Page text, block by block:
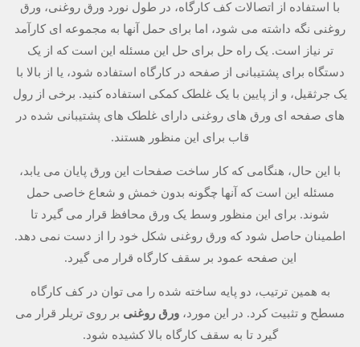
با استفاده از اتصالات کف کارگاه، در طول نورد ورق روغنی، ورق
روغنی نگه داشته می شود، اما برای حمل آنها به مجموعه ای کارآمد
تر نیاز است. یک راه حل برای حل این مسئله این است که از یک
دستگاه برای پشتیبانی از صفحه در کارگاه استفاده شود، یا از بالا با
یک جرثقیل، و از پایین با یک غلطک کمکی استفاده کنید. برخی از رول
های صفحه ای ورق های روغنی دارای غلطک های پشتیبانی شده در
قاب برای این منظور هستند.
با این حال، هنگامی که کار ساخت صفحات این ورق پایان می یابد،
مسئله این است که آنها چگونه بدون خمش و شعاع خاصی حمل
شوند. برای این منظور وسط یک ورق محافظ قرار می گیرد تا
اطمینان حاصل شود که ورق روغنی شکل خود را از دست نمی دهد.
این صفحه عمود بر سقف کارگاه قرار می گیرد.
به همین ترتیب، دو پایه ساخته شده را می توان در کف کارگاه
مسطح و تثبیت کرد. در این مورد، ورق روغنی بر روی تریلر قرار می
گیرد تا به سقف کارگاه بالا کشیده شود.